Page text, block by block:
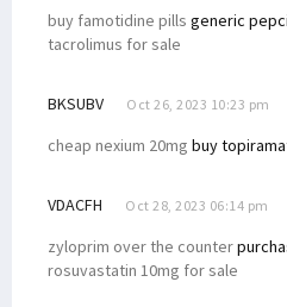
buy famotidine pills generic
tacrolimus for sale
BKSUBV Oct 26, 2023 10:23 pm
cheap nexium 20mg buy
VDACFH Oct 28, 2023 06:14 pm
zyloprim over the counter
rosuvastatin 10mg for sale